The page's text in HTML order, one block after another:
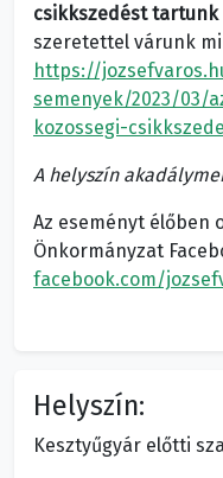
csikkszedést
szeretettel várunk
https://
semenyek/2023/03/
kozossegi-
A helyszín
Az eseményt élőben
Önkormányzat
facebook.com/
Helyszín:
Kesztyűgyár előtti